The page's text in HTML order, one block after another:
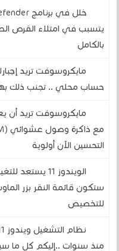
يتسبب في امتلاء القرص
بالكامل
حساب محلي .. تجنب ذلك
التحسين الآن أولوية
الويندوز 11
ستكون قائمة النقر بزر
للتخصيص
منذ سنوات ..إليكم كل ما